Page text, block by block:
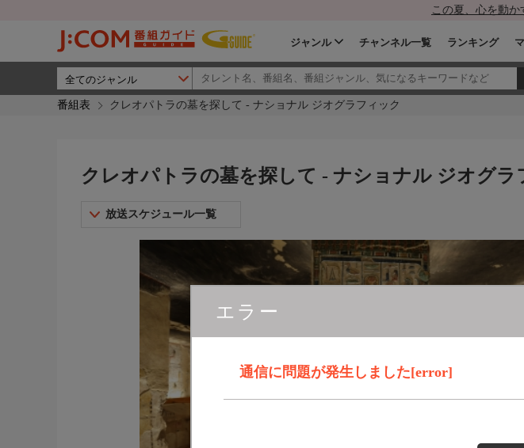
この夏、心を動か
ジャンル チャンネル一覧 ランキング
番組表 クレオパトラの墓を探して - ナショナル ジオグラフィック
エラー
通信に問題が発生しました[error]
クレオパトラの墓を探して - ナショナル ジオグラ
放送スケジュール一覧